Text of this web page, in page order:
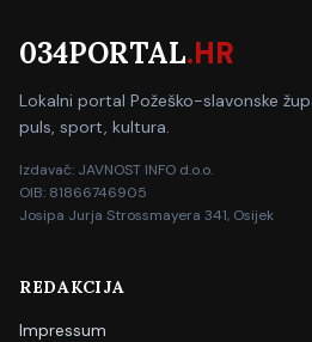
034PORTAL.HR
Lokalni portal Požeško-slavonske
puls, sport, kultura.
Izdavač: JAVNOST INFO d.o.o.
OIB: 81866746905
Josipa Jurja Strossmayera 341, Osijek
REDAKCIJA
Impressum